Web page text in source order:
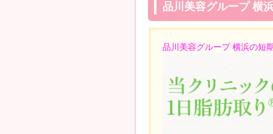
品川美容グループ 横
品川美容グループ 横浜の短